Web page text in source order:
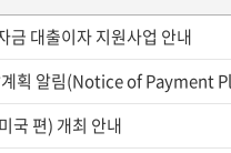
금 대출이자 지원사업 안내
국 편) 개최 안내